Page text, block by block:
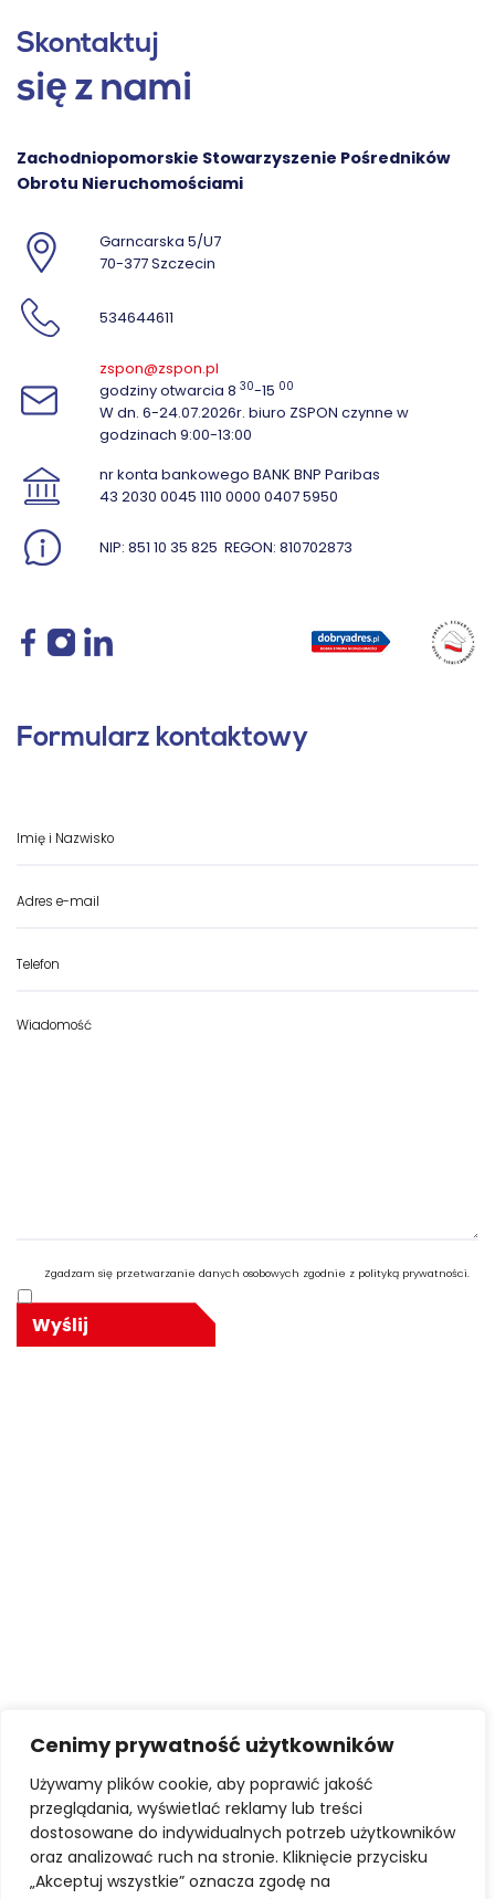
Cenimy prywatność użytkowników
Używamy plików cookie, aby poprawić jakość
przeglądania, wyświetlać reklamy lub treści
dostosowane do indywidualnych potrzeb użytkowników
oraz analizować ruch na stronie. Kliknięcie przycisku
„Akceptuj wszystkie” oznacza zgodę na
Skontaktuj
się z nami
Zachodniopomorskie Stowarzyszenie Pośredników
Obrotu Nieruchomościami
Garncarska 5/U7
70-377 Szczecin
534644611
zspon@zspon.pl
godziny otwarcia 8 30-15 00
W dn. 6-24.07.2026r. biuro ZSPON czynne w
godzinach 9:00-13:00
nr konta bankowego BANK BNP Paribas
43 2030 0045 1110 0000 0407 5950
NIP: 851 10 35 825 REGON: 810702873
Formularz kontaktowy
Zgadzam się przetwarzanie danych osobowych zgodnie z polityką prywatności.
STATUT
KODEKS ETYKI ZAWODOWEJ
UBEZPIECZNIE OC POSREDNIKÓW I ZARZADCÓW
POLITYKA PRYWATNOŚCI